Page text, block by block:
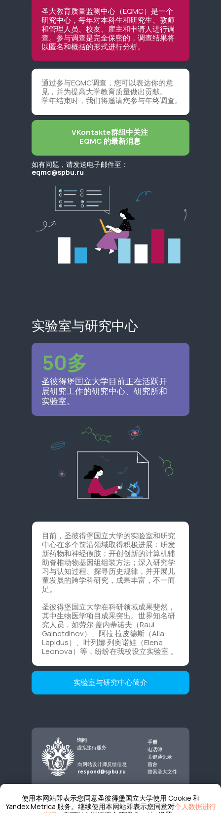
圣大教育质量监测中心（EQMC）是一个
研究中心，每年对本科生和研究生、教师
和管理人员、校友、雇主和申请人进行调
查。参与调查是完全保密的，调查结果将
以匿名和概括的形式进行分析。
如有问题，请发送电子邮件至：
eqmc@spbu.ru
通过参与EQMC调查，您可以表达你的意
见，并为提高大学教育质量做出贡献。
学年结束时，我们将邀请您参与年终调查。
VKontakte群组中关注
EQMC 的最新消息
实验室与研究中心简介
目前，圣彼得堡国立大学的实验室和研究
中心在多个前沿领域取得积极进展：研发
新药物和神经假肢；开创创新的计算机辅
助脊椎动物基因组组装方法；深入研究学
习与认知过程、探寻历史规律，并开展儿
童发展的跨学科研究，成果丰富，不一而
足。
圣彼得堡国立大学在科研领域成果斐然，
其中生物医学项目成果突出。世界知名研
究人员，如劳尔·盖内蒂诺夫（Raul
Gainetdinov）、阿拉·拉皮德斯（Alla
Lapidus）、叶列娜·列奥诺娃（Elena
Leonova）等，纷纷在我校设立实验室 。
实验室与研究中心
圣彼得堡国立大学目前正在活跃开
展研究工作的研究中心、研究所和
实验室。
50多
手册
电话簿
关键通讯录
宿舍
搜索圣大文件
询问
虚拟接待服务
向网站设计师反馈信息
respond@spbu.ru
使用本网站即表示您同意圣彼得堡国立大学使用 Cookie 和
Yandex.Metrica 服务。继续使用本网站即表示您同意对个人数据进行